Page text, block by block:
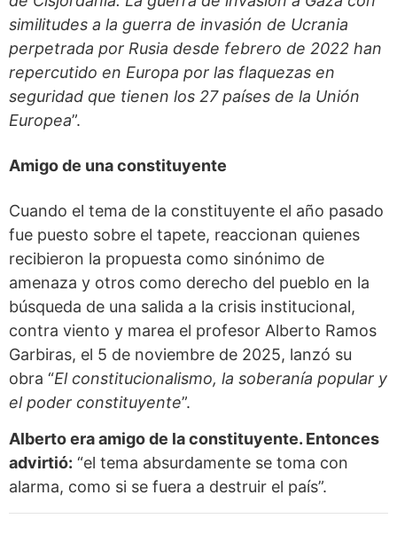
similitudes a la guerra de invasión de Ucrania
perpetrada por Rusia desde febrero de 2022 han
repercutido en Europa por las flaquezas en
seguridad que tienen los 27 países de la Unión
Europea”.
Amigo de una constituyente
Cuando el tema de la constituyente el año pasado
fue puesto sobre el tapete, reaccionan quienes
recibieron la propuesta como sinónimo de
amenaza y otros como derecho del pueblo en la
búsqueda de una salida a la crisis institucional,
contra viento y marea el profesor Alberto Ramos
Garbiras, el 5 de noviembre de 2025, lanzó su
obra “El constitucionalismo, la soberanía popular y
el poder constituyente”.
Alberto era amigo de la constituyente. Entonces
advirtió: “el tema absurdamente se toma con
alarma, como si se fuera a destruir el país”.